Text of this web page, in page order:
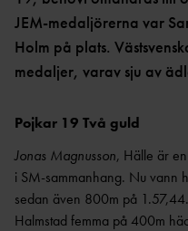
AR
ÅRSHJ
UL
JEM-medaljörerna var
Holm på plats.
medaljer, varav sju av
Pojkar 19 Två guld
Jonas Magnusson, Hälle är
i SM-sammanhang. Nu vann
sedan även 800m på
Halmstad femma på 400m